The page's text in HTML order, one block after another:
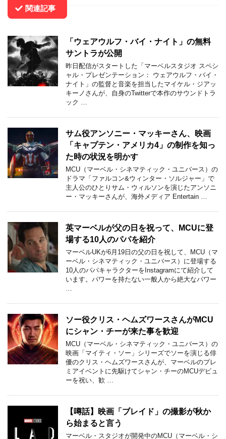
関連記事
「ウェアウルフ・バイ・ナイト」の無料
サントラが公開
昨日配信がスタートした「マーベルスタジオ スペシ
ャル・プレゼンテーション： ウェアウルフ・バイ・
ナイト」の監督と音楽を担当したマイケル・ジアッ
キーノさんが、自身のTwitterで本作のサウンドトラ
ック …
サム役アンソニー・マッキーさん、映画
「キャプテン・アメリカ4」の制作を知っ
た時の状況を明かす
MCU（マーベル・シネマティック・ユニバース）の
ドラマ「ファルコン&ウィンター・ソルジャー」で
主人公のひとりサム・ウィルソンを演じたアンソニ
ー・マッキーさんが、海外メディア Entertain …
英マーベルが父の日を祝って、MCUに登
場する10人のパパを紹介
マーベルUKが6月19日の父の日を祝して、MCU（マ
ーベル・シネマティック・ユニバース）に登場する
10人のパパキャラクターをInstagramにて紹介して
います。パワーを持たない一般人から絶大なパワー
ソー役クリス・ヘムズワースさんがMCU
にシャン・チーが来た事を歓迎
MCU（マーベル・シネマティック・ユニバース）の
映画「マイティ・ソー」シリーズでソーを演じる俳
優のクリス・ヘムズワースさんが、マーベルのプレ
ミアイベントに先駆けてシャン・チーのMCUデビュ
ーを祝い、歓 …
【噂話】映画「ブレイド」の撮影が秋か
ら始まると言う
マーベル・スタジオが開発中のMCU（マーベル・シ